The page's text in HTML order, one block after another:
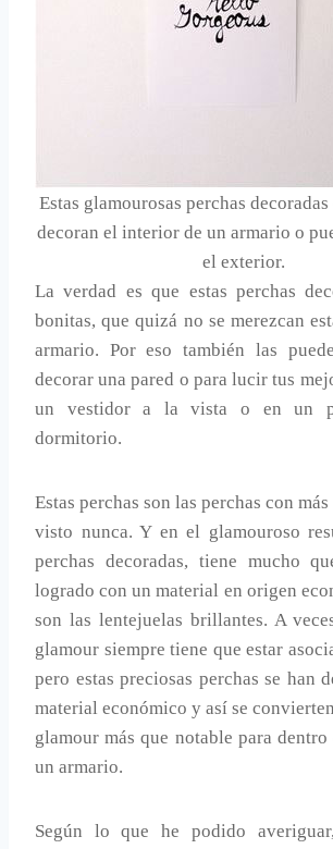
Estas glamourosas perchas
decoran el interior de un armario o
el exterior.
La verdad es que estas perchas
bonitas, que quizá no se merezcan
armario. Por eso también las
decorar una pared o para lucir tus
un vestidor a la vista o en un
dormitorio.
Estas perchas son las perchas con
visto nunca. Y en el glamouroso
perchas decoradas, tiene mucho
logrado con un material en origen
son las lentejuelas brillantes. A
glamour siempre tiene que estar
pero estas preciosas perchas se han
material económico y así se
glamour más que notable para
un armario.
Según lo que he podido